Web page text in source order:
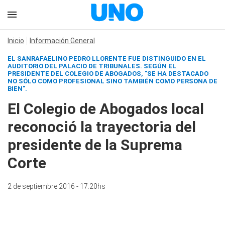
Inicio Información General
EL SANRAFAELINO PEDRO LLORENTE FUE DISTINGUIDO EN EL
AUDITORIO DEL PALACIO DE TRIBUNALES. SEGÚN EL
PRESIDENTE DEL COLEGIO DE ABOGADOS, "SE HA DESTACADO
NO SÓLO COMO PROFESIONAL SINO TAMBIÉN COMO PERSONA DE
BIEN".
El Colegio de Abogados local
reconoció la trayectoria del
presidente de la Suprema
Corte
2 de septiembre 2016 - 17:20hs